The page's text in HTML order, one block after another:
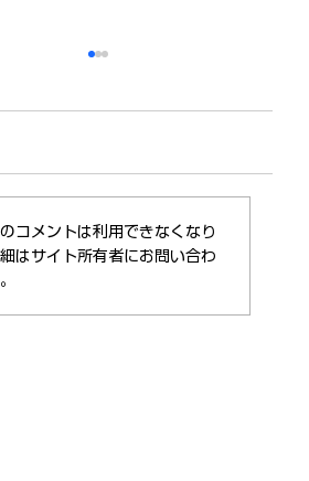
Summit（GLS）を
コメントは利用できなくなり
はサイト所有者にお問い合わ